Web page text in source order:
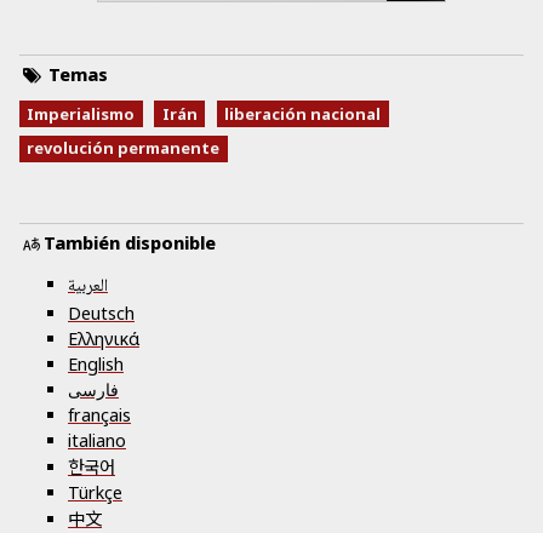
Temas
Imperialismo Irán
liberación nacional
revolución permanente
También disponible
العربية
Deutsch
Ελληνικά
English
فارسی
français
italiano
한국어
Türkçe
中文